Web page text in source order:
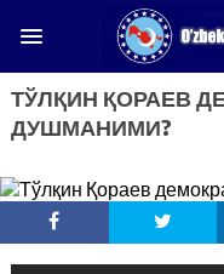
ТЎЛҚИН ҚОРАЕВ
ДУШМАНИМИ?